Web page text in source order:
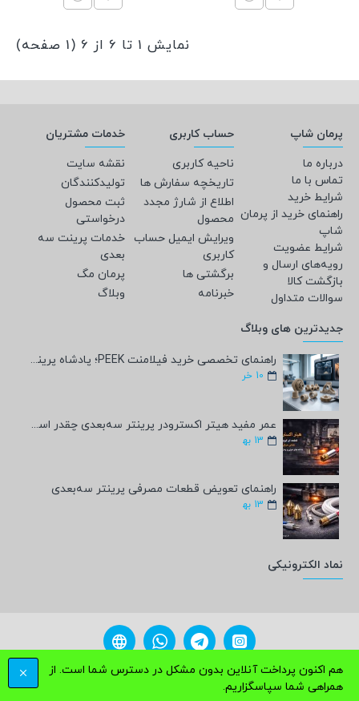
نمایش 1 تا 6 از 6 (1 صفحه)
پرمان شاپ
درباره ما
تماس با ما
شرایط خرید
راهنمای خرید از پرمان
شاپ
شرایط عضویت
رویه‌های ارسال و
بازگشت کالا
سوالات متداول
حساب کاربری
ناحیه کاربری
تاریخچه سفارش ها
اطلاع از شارژ مجدد
محصول
ویرایش ایمیل حساب
کاربری
برگشتی ها
خبرنامه
خدمات مشتریان
نقشه سایت
تولیدکنندگان
ثبت محصول
درخواستی
خدمات پرینت سه
بعدی
پرمان مگ
وبلاگ
جدیدترین های وبلاگ
راهنمای تخصصی خرید فیلامنت PEEK؛ پادشاه پرینت سه‌بعدی صنعتی و پزشکی + مشخصات فنی
10 خر
عمر مفید هیتر اکسترودر پرینتر سه‌بعدی چقدر است؟
13 به‍
راهنمای تعویض قطعات مصرفی پرینتر سه‌بعدی
13 به‍
نماد الکترونیکی
حقوق برای فروشگاه پرمان شاپ محفوظ می باشد. پشتیبانی
هم اکنون پرداخت آنلاین بدون مشکل در دسترس شما است. از
همراهی شما سپاسگزاریم.
فیلتر محصولات